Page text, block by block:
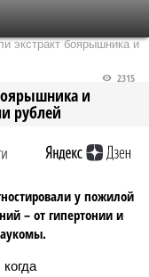
экстракт боярышника и
и
рублей
2315
у пожилой
– от гипертонии и